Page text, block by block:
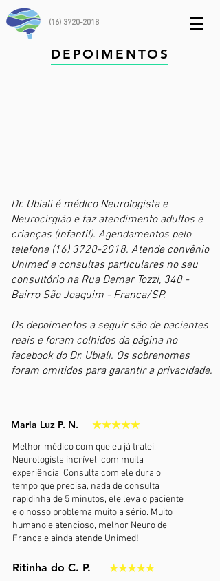
(16) 3720-2018
DEPOIMENTOS
Dr. Ubiali é médico Neurologista e
Neurocirgião e faz atendimento adultos e
crianças (infantil). Agendamentos pelo
telefone (16) 3720-2018. Atende convênio
Unimed e consultas particulares no seu
consultório na Rua Demar Tozzi, 340 -
Bairro São Joaquim - Franca/SP.
Os depoimentos a seguir são de pacientes
reais e foram colhidos da página no
facebook do Dr. Ubiali. Os sobrenomes
foram omitidos para garantir a privacidade.
Maria Luz P. N.
Melhor médico com que eu já tratei.
Neurologista incrível, com muita
experiência. Consulta com ele dura o
tempo que precisa, nada de consulta
rapidinha de 5 minutos, ele leva o paciente
e o nosso problema muito a sério. Muito
humano e atencioso, melhor Neuro de
Franca e ainda atende Unimed!
Ritinha do C. P.